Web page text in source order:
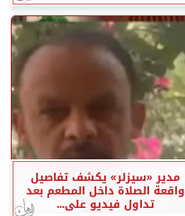
مدير «سيزلر» يكشف تفاصيل
واقعة الصلاة داخل المطعم بعد
تداول فيديو على...